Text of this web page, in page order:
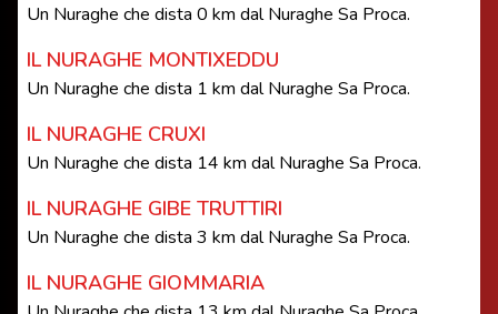
Un Nuraghe che dista 0 km dal Nuraghe Sa Proca.
IL NURAGHE MONTIXEDDU
Un Nuraghe che dista 1 km dal Nuraghe Sa Proca.
IL NURAGHE CRUXI
Un Nuraghe che dista 14 km dal Nuraghe Sa Proca.
IL NURAGHE GIBE TRUTTIRI
Un Nuraghe che dista 3 km dal Nuraghe Sa Proca.
IL NURAGHE GIOMMARIA